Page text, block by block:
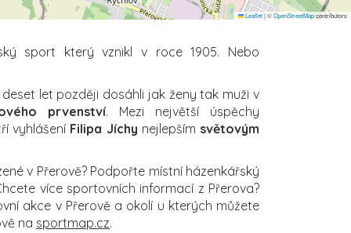
Leaflet|©OpenStreetMapcontributors
sport který vznikl v roce 1905. Nebo
let později dosáhli jak ženy tak muži v
prvenství. Mezi největší úspěchy
vyhlášení Filipa Jíchy nejlepším světovým
v Přerově? Podpořte místní házenkářský
více sportovních informací z Přerova?
akce v Přerově a okolí u kterých můžete
na sportmap.cz.